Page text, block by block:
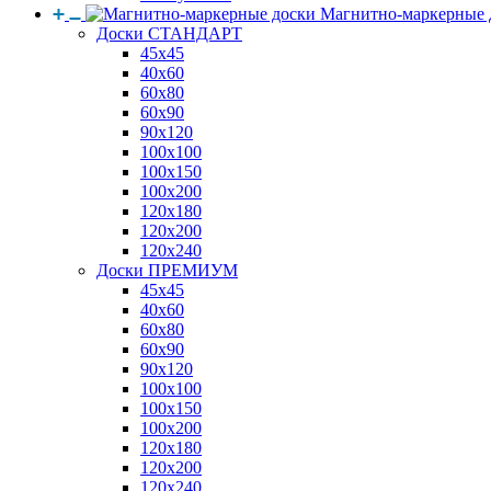
Магнитно-маркерные
Доски СТАНДАРТ
45x45
40x60
60x80
60x90
90x120
100x100
100x150
100x200
120x180
120x200
120x240
Доски ПРЕМИУМ
45x45
40x60
60x80
60x90
90x120
100x100
100x150
100x200
120x180
120x200
120x240